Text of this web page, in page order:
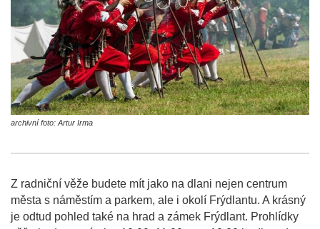
archivní foto: Artur Irma
Z radniční věže budete mít jako na dlani nejen centrum
města s náměstím a parkem, ale i okolí Frýdlantu. A krásný
je odtud pohled také na hrad a zámek Frýdlant. Prohlídky